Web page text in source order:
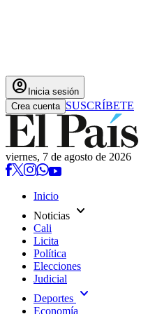
account_circle Inicia sesión
Crea cuenta SUSCRÍBETE
viernes, 7 de agosto de 2026
Inicio
Noticias expand_more
Cali
Licita
Política
Elecciones
Judicial
Deportes expand_more
Economía